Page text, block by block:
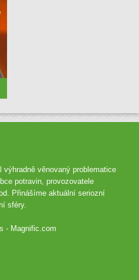
věnovaný problematice
potravin, provozovatele
Přinášíme aktuální seriozní
sféry.
- Magnific.com